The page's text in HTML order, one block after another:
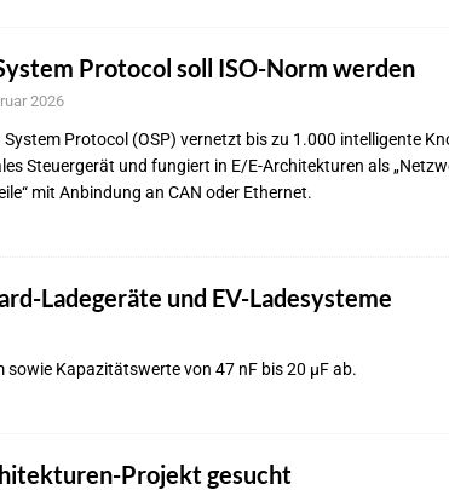
Protocol soll ISO-Norm werden
2026
System Protocol (OSP) vernetzt bis zu 1.000 intelligente
Steuergerät und fungiert in E/E-Architekturen als
mit Anbindung an CAN oder Ethernet.
Ladegeräte und EV-Ladesysteme
sowie Kapazitätswerte von 47 nF bis 20 µF ab.
Projekt gesucht